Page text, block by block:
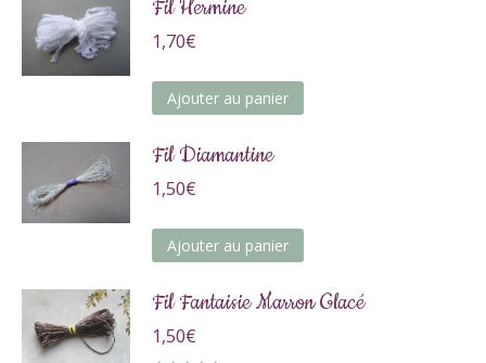
Fil Hermine
1,70€
Ajouter au panier
Fil Diamantine
1,50€
Ajouter au panier
Fil Fantaisie Marron Glacé
1,50€